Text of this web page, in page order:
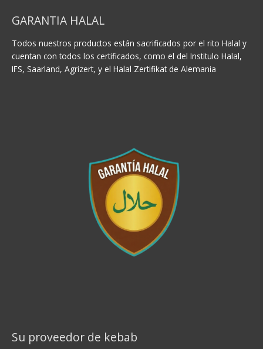
GARANTIA HALAL
Todos nuestros productos están sacrificados por el rito Halal y
cuentan con todos los certificados, como el del Institulo Halal,
IFS, Saarland, Agrizert, y el Halal Zertifikat de Alemania
Su proveedor de kebab